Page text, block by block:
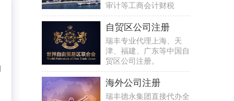
审计等工商会计财税
自贸区公司注册
瑞丰专业代理上海、天
津、福建、广东等中国自
贸区公司注册。
海外公司注册
瑞丰德永集团直接代办全